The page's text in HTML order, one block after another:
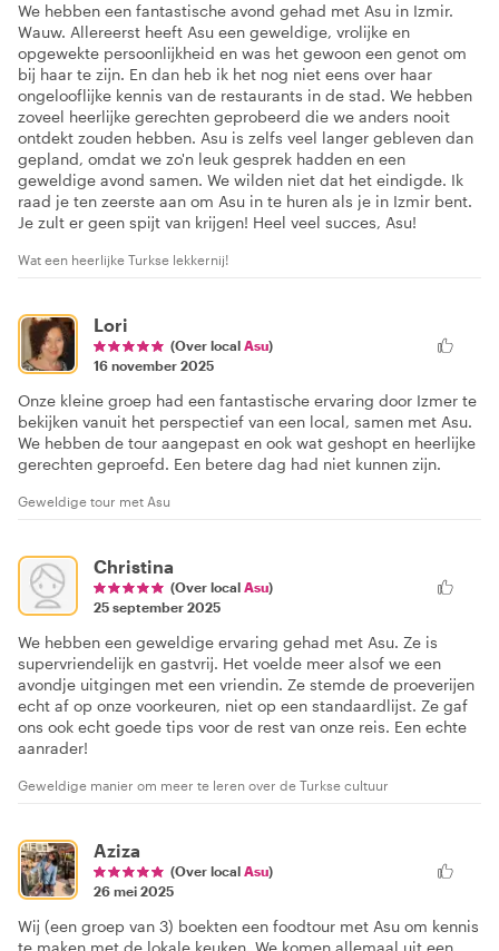
We hebben een fantastische avond gehad met Asu in Izmir.
Wauw. Allereerst heeft Asu een geweldige, vrolijke en
opgewekte persoonlijkheid en was het gewoon een genot om
bij haar te zijn. En dan heb ik het nog niet eens over haar
ongelooflijke kennis van de restaurants in de stad. We hebben
zoveel heerlijke gerechten geprobeerd die we anders nooit
ontdekt zouden hebben. Asu is zelfs veel langer gebleven dan
gepland, omdat we zo'n leuk gesprek hadden en een
geweldige avond samen. We wilden niet dat het eindigde. Ik
raad je ten zeerste aan om Asu in te huren als je in Izmir bent.
Je zult er geen spijt van krijgen! Heel veel succes, Asu!
Wat een heerlijke Turkse lekkernij!
Lori
(Over local Asu)
16 november 2025
Onze kleine groep had een fantastische ervaring door Izmer te
bekijken vanuit het perspectief van een local, samen met Asu.
We hebben de tour aangepast en ook wat geshopt en heerlijke
gerechten geproefd. Een betere dag had niet kunnen zijn.
Geweldige tour met Asu
Christina
(Over local Asu)
25 september 2025
We hebben een geweldige ervaring gehad met Asu. Ze is
supervriendelijk en gastvrij. Het voelde meer alsof we een
avondje uitgingen met een vriendin. Ze stemde de proeverijen
echt af op onze voorkeuren, niet op een standaardlijst. Ze gaf
ons ook echt goede tips voor de rest van onze reis. Een echte
aanrader!
Geweldige manier om meer te leren over de Turkse cultuur
Aziza
(Over local Asu)
26 mei 2025
Wij (een groep van 3) boekten een foodtour met Asu om kennis